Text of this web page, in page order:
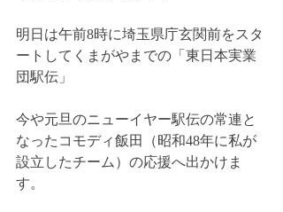
明日は午前8時に埼玉県庁玄関前をスタ
ートしてくまがやまでの「東日本実業
団駅伝」
今や元旦のニューイヤー駅伝の常連と
なったコモディ飯田（昭和48年に私が
設立したチーム）の応援へ出かけま
す。